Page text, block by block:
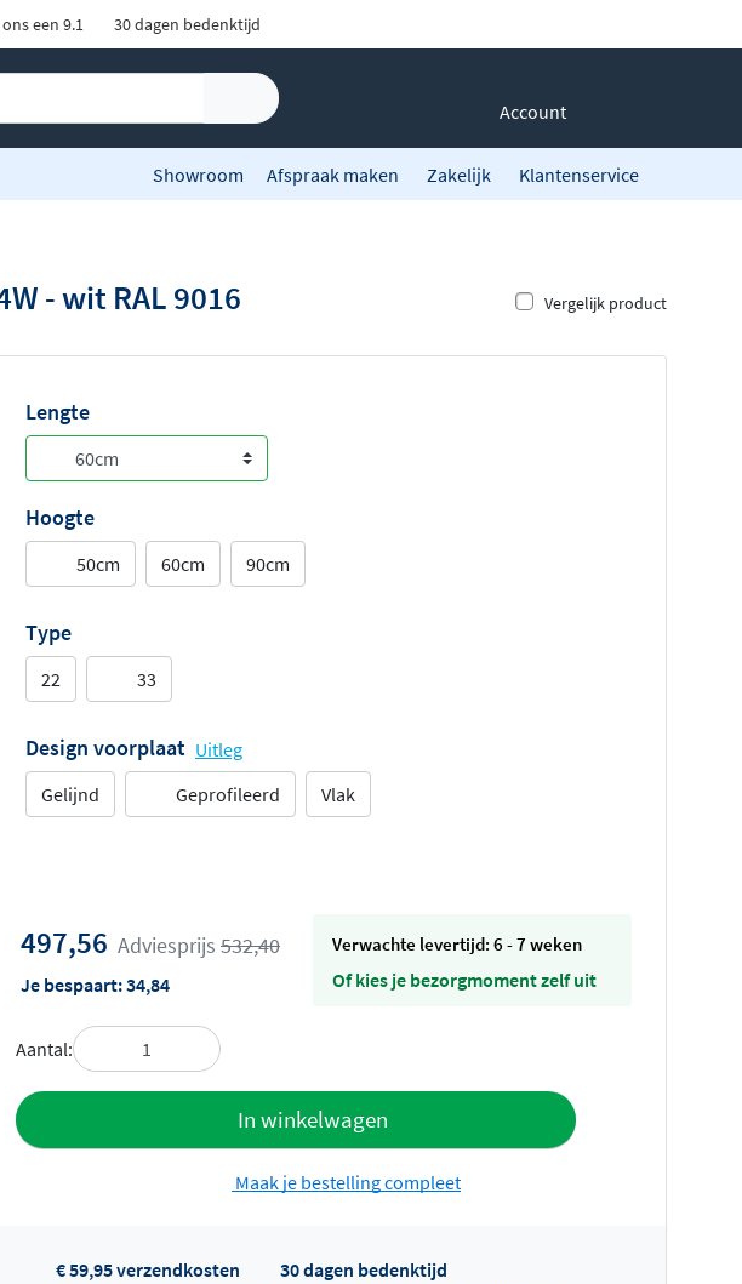
een 9.1 30 dagen bedenktijd
Account
Showroom Afspraak maken Zakelijk Klantenservice
- wit RAL 9016 Vergelijk product
Lengte
Hoogte
50cm 60cm 90cm
Type
22 33
Design voorplaat Uitleg
Gelijnd
Geprofileerd Vlak
497,56 Adviesprijs 532,40
Je bespaart:34,84
Verwachte levertijd: 6 - 7 weken
Of kies je bezorgmoment zelf uit
Aantal:
In winkelwagen
Toevoegen aan offerte
Maak je bestelling compleet
€ 59,95 verzendkosten
30 dagen bedenktijd